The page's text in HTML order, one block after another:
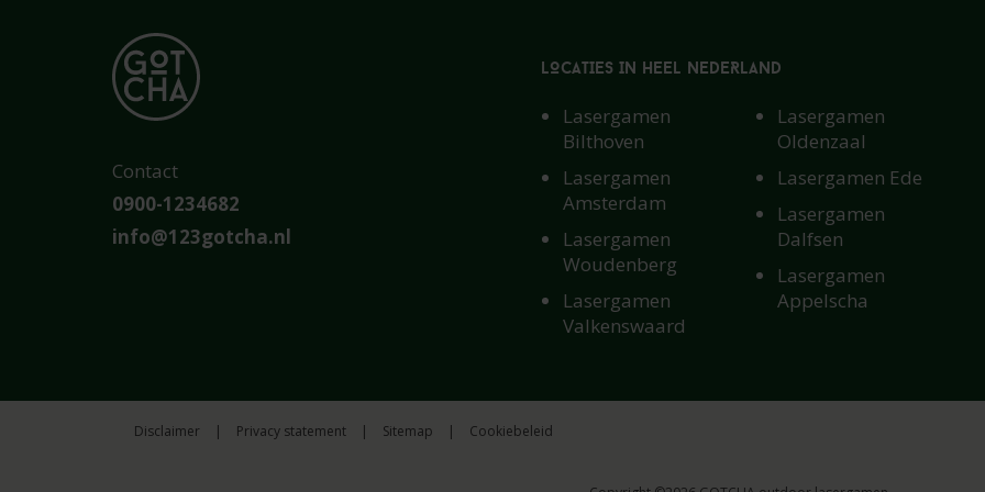
Contact
0900-1234682
info@123gotcha.nl
LOCATIES IN HEEL NEDERLAND
Lasergamen
Bilthoven
Lasergamen
Amsterdam
Lasergamen
Woudenberg
Lasergamen
Valkenswaard
Lasergamen
Oldenzaal
Lasergamen Ede
Lasergamen
Dalfsen
Lasergamen
Appelscha
Disclaimer | Privacy statement | Sitemap | Cookiebeleid
De locatie
is tot nader order